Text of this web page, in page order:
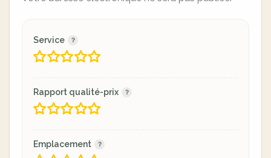
Service
Rapport qualité-prix
Emplacement